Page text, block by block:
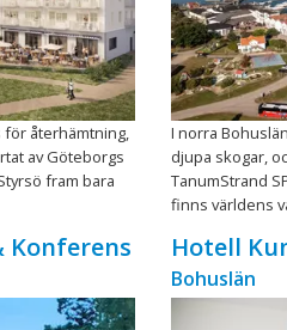
för återhämtning,
av Göteborgs
fram bara
Konferens
I norra
djupa skogar,
TanumStrand
finns världens
Hotell
Bohuslän